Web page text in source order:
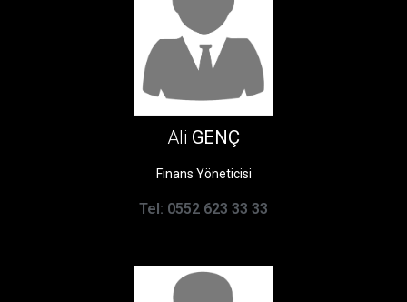
Ali GENÇ
Finans Yöneticisi
Tel: 0552 623 33 33